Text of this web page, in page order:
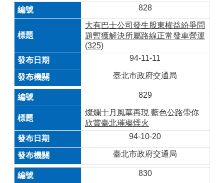
828
大有巴士公司發生股東權益紛爭問
題暫獲解決所屬路線正常發車營運
(325)
94-11-11
臺北市政府交通局
829
燦爛十月風華再現 藍色公路帶你
欣賞臺北璀璨煙火
94-10-20
臺北市政府交通局
830